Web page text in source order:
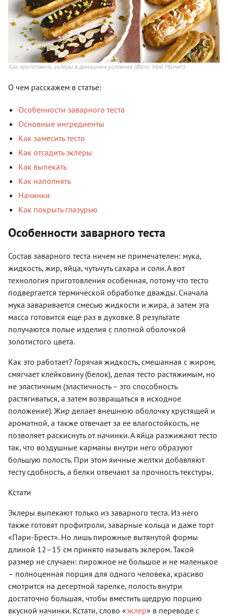
Как приготовить эклеры в домашних условиях(Фото: Мой Магнит)
О чем расскажем в статье:
Особенности заварного теста
Основные ингредиенты
Как замесить тесто
Как отсадить эклеры
Как выпекать
Как наполнять
Начинки
Как покрыть глазурью
Особенности заварного теста
Состав заварного теста ничем не примечателен: мука,
жидкость, жир, яйца, чутьчуть сахара и соли. А вот
технология приготовления особенная, потому что тесто
подвергается термической обработке дважды. Сначала
мука заваривается смесью жидкости и жира, а затем эта
масса готовится еще раз в духовке. В результате
получаются полые изделия с плотной оболочкой
золотистого цвета.
Как это работает? Горячая жидкость, смешанная с жиром,
смягчает клейковину (белок), делая тесто растяжимым, но
не эластичным (эластичность – это способность
растягиваться, а затем возвращаться в исходное
положение). Жир делает внешнюю оболочку хрустящей и
ароматной, а также отвечает за ее влагостойкость, не
позволяет раскиснуть от начинки. А яйца разжижают тесто
так, что воздушные карманы внутри него образуют
большую полость. При этом яичные желтки добавляют
тесту сдобность, а белки отвечают за прочность текстуры.
Кстати
Эклеры выпекают только из заварного теста. Из него
также готовят профитроли, заварные кольца и даже торт
«Пари-Брест». Но лишь пирожные вытянутой формы
длиной 12–15 см принято называть эклером. Такой
размер не случаен: пирожное не большое и не маленькое
– полноценная порция для одного человека, красиво
смотрится на десертной тарелке, полость внутри
достаточно большая, чтобы вместить щедрую порцию
вкусной начинки. Кстати, слово «эклер» в переводе с